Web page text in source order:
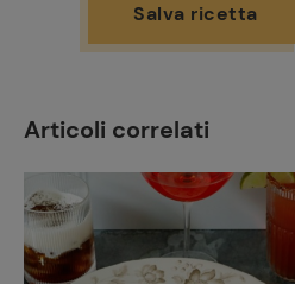
Salva ricetta
Articoli correlati